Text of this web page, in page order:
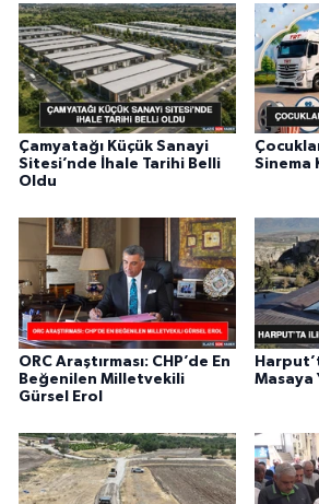
Çamyatağı Küçük Sanayi
Sitesi’nde İhale Tarihi Belli
Oldu
Sinema
ORC Araştırması: CHP’de En
Beğenilen Milletvekili
Gürsel Erol
Masaya